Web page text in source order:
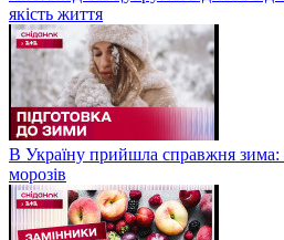
якість життя
В Україну прийшла справжня зима:
морозів